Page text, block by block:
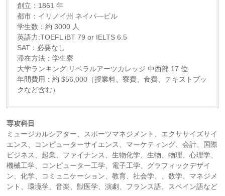
創立：1861 年
都市：イリノイ州 ネイパ―ビル
学生数：約 3000 人
英語力:TOEFL iBT 79 or IELTS 6.5
SAT：必要なし
滞在方法：学生寮
大学ランキング:リベラルアーツカレッジ 中西部 17 位
年間費用：約 $56,000（授業料、寮費、食費、テキストブッ
クなど含む）
専攻科目
ミュージカルシアター、スポーツマネジメント、エクササイズサイ
エンス、コンピューターサイエンス、マーケティング、会計、国際
ビジネス、起業、ファイナンス、生物化学、生物、物理、心理学、
機械工学、コンピューター工学、電子工学、グラフィックデザイ
ン、化学、コミュニケーション、教育、社会学、、数学、マネジメ
ント、環境学、音楽、獣医学、演劇、フランス語、スペイン語など